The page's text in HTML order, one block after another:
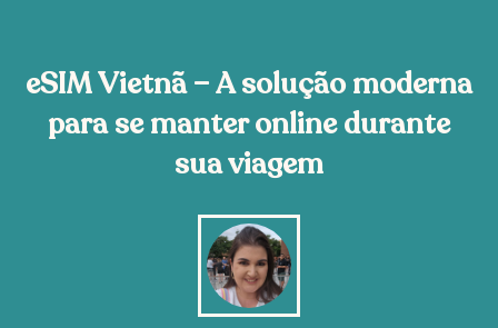
eSIM Vietnã – A solução moderna
para se manter online durante
sua viagem